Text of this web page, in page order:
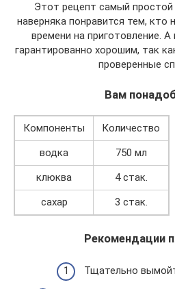
Этот рецепт самый
наверняка понравится тем, кто
времени на приготовление.
гарантированно хорошим, так
проверенные
Вам
Компоненты
Количество
водка
750 мл
клюква
4 стак.
сахар
3 стак.
Рекомендации
Тщательно